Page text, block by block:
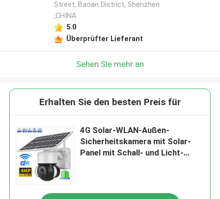
Street, Baoan District, Shenzhen
,CHINA
5.0
Überprüfter Lieferant
Sehen Sie mehr an
Erhalten Sie den besten Preis für
4G Solar-WLAN-Außen-
Sicherheitskamera mit Solar-
Panel mit Schall- und Licht-